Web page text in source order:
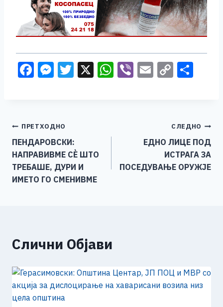
F
b
o
o
k
M
n
g
er
T X W
p
Vi E C
Li
n
k
Навигација
на
напис
ПРЕТХОДНО
ПЕНДАРОВСКИ:
НАПРАВИВМЕ СЀ ШТО
ТРЕБАШЕ, ДУРИ И
ИМЕТО ГО СМЕНИВМЕ
СЛЕДНО
ЕДНО ЛИЦЕ ПОД
ИСТРАГА ЗА
ПОСЕДУВАЊЕ ОРУЖЈЕ
Слични Објави